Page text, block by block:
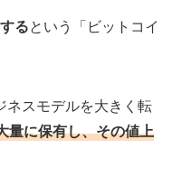
るという「ビットコイ
ネスモデルを大きく転
量に保有し、その値上